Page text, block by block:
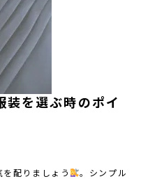
装を選ぶ時のポイ
配りましょう
。シンプル